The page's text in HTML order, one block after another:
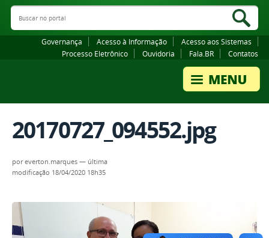
Canais
Buscar no portal
Governança Acesso à Informação
Acesso aos Sistemas
Processo Eletrônico
Ouvidoria Fala.BR Contatos
20170727_094552.jpg
poreverton.marques — última
modificação 18/04/2020 18h35